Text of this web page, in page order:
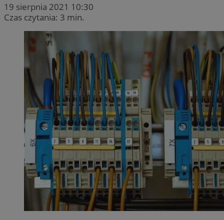
19 sierpnia 2021 10:30
Czas czytania: 3 min.